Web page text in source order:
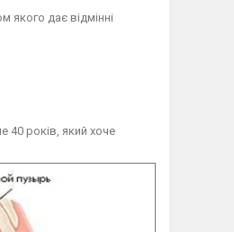
якого дає відмінні
40 років, який хоче